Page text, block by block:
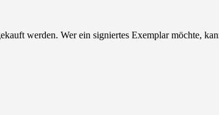
werden. Wer ein signiertes Exemplar möchte,